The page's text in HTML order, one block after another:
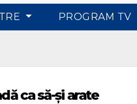
PROGRAM TV
ca să-și arate